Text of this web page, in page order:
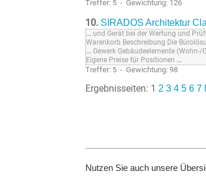
Treffer: 5 - Gewichtung: 126
10. SIRADOS Architektur
... und Gerät bei der Wertung und
Warenkorb Beschreibung Die
... Gewerk Gebäudeelemente (Wohn-/
Eigene Preise für Positionen ...
Treffer: 5 - Gewichtung: 98
Ergebnisseiten: 1 2 3 4 5 6 7
Nutzen Sie auch unsere